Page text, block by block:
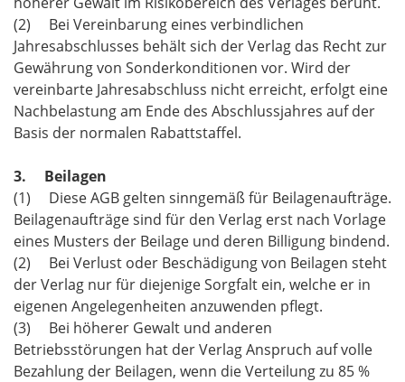
(2) Bei Vereinbarung eines verbindlichen
Jahresabschlusses behält sich der Verlag das Recht zur
Gewährung von Sonderkonditionen vor. Wird der
vereinbarte Jahresabschluss nicht erreicht, erfolgt eine
Nachbelastung am Ende des Abschlussjahres auf der
Basis der normalen Rabattstaffel.
3. Beilagen
(1) Diese AGB gelten sinngemäß für Beilagenaufträge.
Beilagenaufträge sind für den Verlag erst nach Vorlage
eines Musters der Beilage und deren Billigung bindend.
(2) Bei Verlust oder Beschädigung von Beilagen steht
der Verlag nur für diejenige Sorgfalt ein, welche er in
eigenen Angelegenheiten anzuwenden pflegt.
(3) Bei höherer Gewalt und anderen
Betriebsstörungen hat der Verlag Anspruch auf volle
Bezahlung der Beilagen, wenn die Verteilung zu 85 %